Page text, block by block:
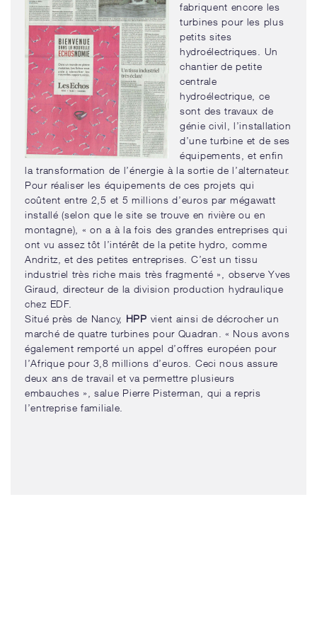
fabriquent encore les
turbines pour les plus
petits sites
hydroélectriques. Un
chantier de petite
centrale
hydroélectrique, ce
sont des travaux de
génie civil, l’installation
d’une turbine et de ses
équipements, et enfin
la transformation de l’énergie à la sortie de l’alternateur.
Pour réaliser les équipements de ces projets qui
coûtent entre 2,5 et 5 millions d’euros par mégawatt
installé (selon que le site se trouve en rivière ou en
montagne), « on a à la fois des grandes entreprises qui
ont vu assez tôt l’intérêt de la petite hydro, comme
Andritz, et des petites entreprises. C’est un tissu
industriel très riche mais très fragmenté », observe Yves
Giraud, directeur de la division production hydraulique
chez EDF.
Situé près de Nancy, HPP vient ainsi de décrocher un
marché de quatre turbines pour Quadran. « Nous avons
également remporté un appel d’offres européen pour
l’Afrique pour 3,8 millions d’euros. Ceci nous assure
deux ans de travail et va permettre plusieurs
embauches », salue Pierre Pisterman, qui a repris
l’entreprise familiale.